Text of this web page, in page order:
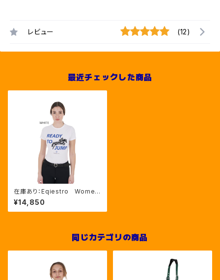
レビュー (12)
最近チェックした商品
在庫あり：Eqiestro Wome
n's しま馬コットンTシャツ ２
色（ETW00200）
¥14,850
同じカテゴリの商品